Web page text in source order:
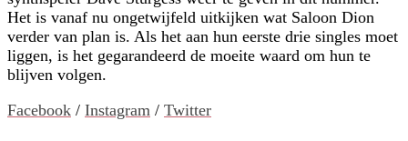
Het is vanaf nu ongetwijfeld uitkijken wat Saloon Dion
verder van plan is. Als het aan hun eerste drie singles moet
liggen, is het gegarandeerd de moeite waard om hun te
blijven volgen.
Facebook / Instagram / Twitter